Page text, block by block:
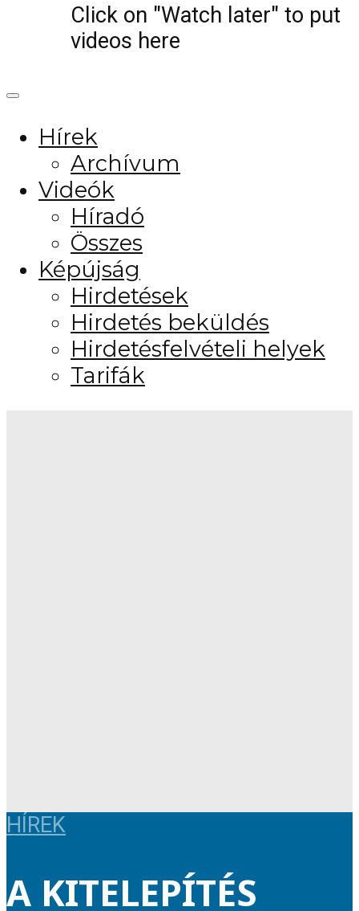
Click on "Watch later" to put
videos here
Hírek
Archívum
Videók
Híradó
Összes
Képújság
Hirdetések
Hirdetés beküldés
Hirdetésfelvételi helyek
Tarifák
HÍREK
A KITELEPÍTÉS